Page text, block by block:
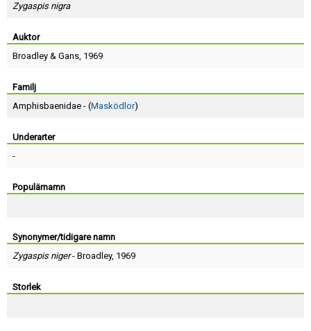
Zygaspis nigra
Auktor
Broadley & Gans, 1969
Familj
Amphisbaenidae - (Masködlor)
Underarter
-
Populärnamn
Synonymer/tidigare namn
Zygaspis niger- Broadley, 1969
Storlek
Lösenord:
Terms of Service
Skapa konto